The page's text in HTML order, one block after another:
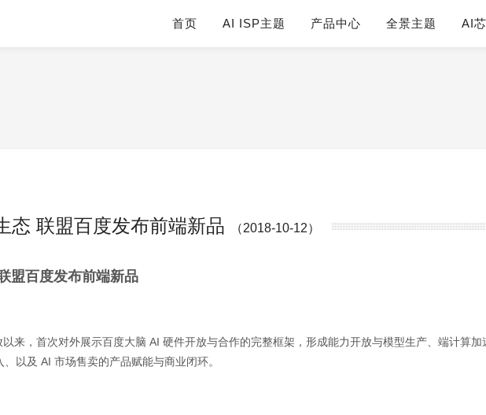
首页 AI ISP主题 产品中心 全景主题 AI
态 联盟百度发布前端新品 （2018-10-12）
盟百度发布前端新品
来，首次对外展示百度大脑 AI 硬件开放与合作的完整框架，形成能力开放与模型生产、端计算加
以及 AI 市场售卖的产品赋能与商业闭环。